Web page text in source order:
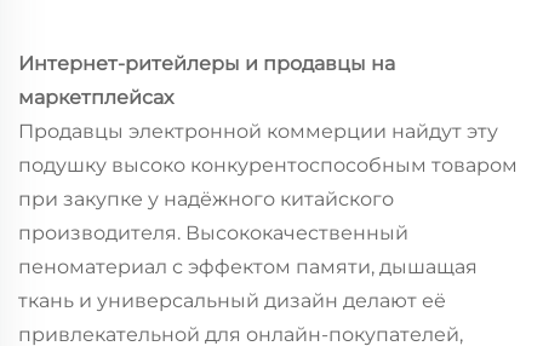
Интернет-ритейлеры и продавцы на
маркетплейсах
Продавцы электронной коммерции найдут эту
подушку высоко конкурентоспособным товаром
при закупке у надёжного китайского
производителя. Высококачественный
пеноматериал с эффектом памяти, дышащая
ткань и универсальный дизайн делают её
привлекательной для онлайн-покупателей,